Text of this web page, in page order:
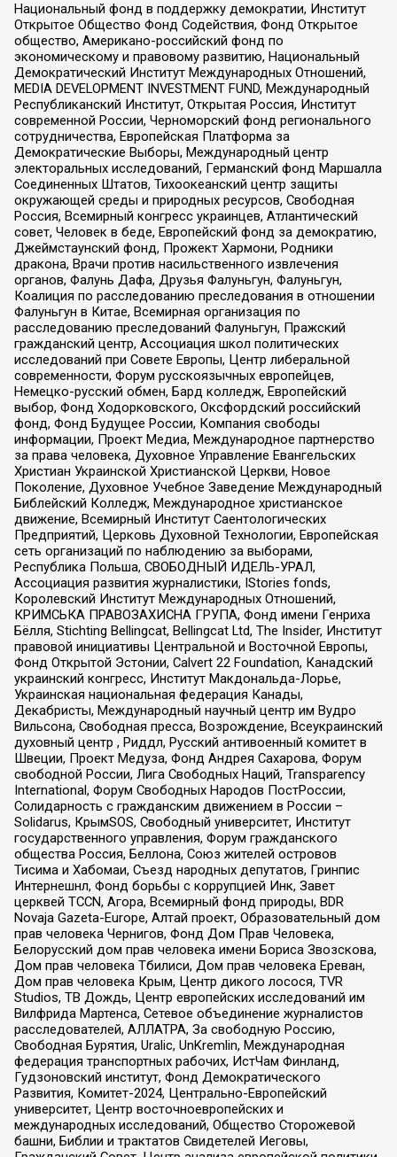
Национальный фонд в поддержку демократии, Институт
Открытое Общество Фонд Содействия, Фонд Открытое
общество, Американо-российский фонд по
экономическому и правовому развитию, Национальный
Демократический Институт Международных Отношений,
MEDIA DEVELOPMENT INVESTMENT FUND, Международный
Республиканский Институт, Открытая Россия, Институт
современной России, Черноморский фонд регионального
сотрудничества, Европейская Платформа за
Демократические Выборы, Международный центр
электоральных исследований, Германский фонд Маршалла
Соединенных Штатов, Тихоокеанский центр защиты
окружающей среды и природных ресурсов, Свободная
Россия, Всемирный конгресс украинцев, Атлантический
совет, Человек в беде, Европейский фонд за демократию,
Джеймстаунский фонд, Прожект Хармони, Родники
дракона, Врачи против насильственного извлечения
органов, Фалунь Дафа, Друзья Фалуньгун, Фалуньгун,
Коалиция по расследованию преследования в отношении
Фалуньгун в Китае, Всемирная организация по
расследованию преследований Фалуньгун, Пражский
гражданский центр, Ассоциация школ политических
исследований при Совете Европы, Центр либеральной
современности, Форум русскоязычных европейцев,
Немецко-русский обмен, Бард колледж, Европейский
выбор, Фонд Ходорковского, Оксфордский российский
фонд, Фонд Будущее России, Компания свободы
информации, Проект Медиа, Международное партнерство
за права человека, Духовное Управление Евангельских
Христиан Украинской Христианской Церкви, Новое
Поколение, Духовное Учебное Заведение Международный
Библейский Колледж, Международное христианское
движение, Всемирный Институт Саентологических
Предприятий, Церковь Духовной Технологии, Европейская
сеть организаций по наблюдению за выборами,
Республика Польша, СВОБОДНЫЙ ИДЕЛЬ-УРАЛ,
Ассоциация развития журналистики, IStories fonds,
Королевский Институт Международных Отношений,
КРИМСЬКА ПРАВОЗАХИСНА ГРУПА, Фонд имени Генриха
Бёлля, Stichting Bellingcat, Bellingcat Ltd, The Insider, Институт
правовой инициативы Центральной и Восточной Европы,
Фонд Открытой Эстонии, Calvert 22 Foundation, Канадский
украинский конгресс, Институт Макдональда-Лорье,
Украинская национальная федерация Канады,
Декабристы, Международный научный центр им Вудро
Вильсона, Свободная пресса, Возрождение, Всеукраинский
духовный центр , Риддл, Русский антивоенный комитет в
Швеции, Проект Медуза, Фонд Андрея Сахарова, Форум
свободной России, Лига Свободных Наций, Transparеncy
International, Форум Свободных Народов ПостРоссии,
Солидарность с гражданским движением в России –
Solidarus, КрымSOS, Свободный университет, Институт
государственного управления, Форум гражданского
общества Россия, Беллона, Союз жителей островов
Тисима и Хабомаи, Съезд народных депутатов, Гринпис
Интернешнл, Фонд борьбы с коррупцией Инк, Завет
церквей TCCN, Агора, Всемирный фонд природы, BDR
Novaja Gazeta-Europe, Алтай проект, Образовательный дом
прав человека Чернигов, Фонд Дом Прав Человека,
Белорусский дом прав человека имени Бориса Звозскова,
Дом прав человека Тбилиси, Дом прав человека Ереван,
Дом прав человека Крым, Центр дикого лосося, TVR
Studios, ТВ Дождь, Центр европейских исследований им
Вилфрида Мартенса, Сетевое объединение журналистов
расследователей, АЛЛАТРА, За свободную Россию,
Свободная Бурятия, Uralic, UnKremlin, Международная
федерация транспортных рабочих, ИстЧам Финланд,
Гудзоновский институт, Фонд Демократического
Развития, Комитет-2024, Центрально-Европейский
университет, Центр восточноевропейских и
международных исследований, Общество Сторожевой
башни, Библии и трактатов Свидетелей Иеговы,